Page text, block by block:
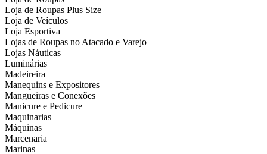
Loja de Roupas Plus Size
Loja de Veículos
Loja Esportiva
Lojas de Roupas no Atacado e Varejo
Lojas Náuticas
Luminárias
Madeireira
Manequins e Expositores
Mangueiras e Conexões
Manicure e Pedicure
Maquinarias
Máquinas
Marcenaria
Marinas